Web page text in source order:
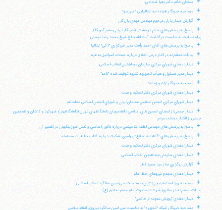
سخنان خانم دكتر زهرا شجاعي:
+ مصاحبه خبرنگار هفته نامه ايتاليايي "اسپرسو"
+ گزارش ديدار ياران مرحوم مهندس مهدي بازرگان
+
پاسخ به پرسش هاي خانم درخشش (خبرنگار ايراني مقيم آمريكا)
پيام تسليت به مناسبت درگذشت آيت الله حاج شيخ محمد رضا توسلي
+ پاسخ به پرسش هاي آقاي احمد رأفت مدير خبرگزاري "آكي" ايتاليا
+ بيانات معظم له در آغاز درس اخلاق درباره حملات اسرائيل به غزه
+ ديدار اعضاي شوراي مركزي سازمان مجاهدين انقلاب اسلامي
+ ديدار مدير مسئول و هيأت تحريريه نشريه توقيف شده "نامه"
+ مصاحبه خبرنگار "راديو زمانه"
+ ديدار اعضاي شوراي مركزي دفتر تحكيم وحدت
+ ديدار شوراي مركزي انجمن اسلامي معلمان ايران و شوراي انجمن اسلامي معلمانقم
+
ديدار جمعي از اعضاي انجمن هاي اسلامي دانشجويان دانشگاههاي تهران (دانشگاههنر)، شهركرد و كاشان و همچنين
جمعي از اقشار مختلف مردم
+ پاسخ به پرسش هاي مهندس لطف الله ميثمي درباره قانون اساسي و نقش شوراينگهبان در تفسير آن
+ پاسخ به پرسش هاي "گاهنامه اطلاع" پيرامون تشكيك درباره كتاب خاطرات معظمله
+ ديدار اعضاي شوراي مركزي دفتر تحكيم وحدت
+ ديدار اعضاي سازمان مجاهدين انقلاب اسلامي
+ گزارش برگزاري نماز عيد سعيد فطر
+ ديدار اعضاي مجمع نيروهاي خط امام
+
مصاحبه روزنامه "ماينيچي" ژاپن به مناسبت سي امين سالگرد انقلاب اسلامي
بيانات معظم له در سالروز شهادت حضرت امام جعفر صادق (ع)
+ ديدار اعضاي "پويش دعوت از خاتمي"
+ مصاحبه خبرنگار شبكه "الجزيره" به مناسبت سي امين سالگرد پيروزي انقلاباسلامي